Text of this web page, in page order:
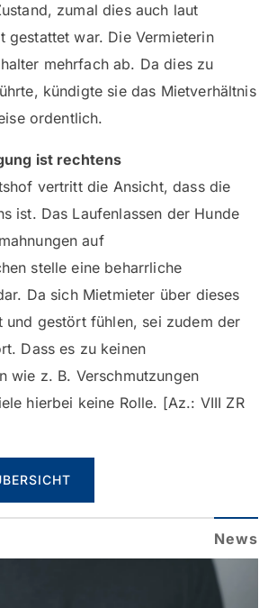
zumal dies auch laut
gestattet war. Die Vermieterin
mehrfach ab. Da dies zu
kündigte sie das Mietverhältnis
ordentlich.
ist rechtens
vertritt die Ansicht, dass die
ist. Das Laufenlassen der Hunde
auf
stelle eine beharrliche
Da sich Mietmieter über dieses
und gestört fühlen, sei zudem der
Dass es zu keinen
wie z. B. Verschmutzungen
hierbei keine Rolle. [Az.: VIII ZR
News